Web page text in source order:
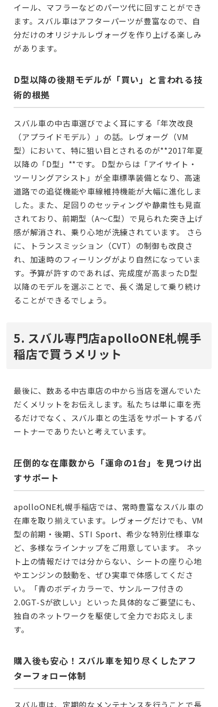
イール、マフラーなどのパーツ代に回すことができ
ます。スバル車はアフターパーツが豊富なので、自
分だけのオリジナルレヴォーグを作り上げる楽しみ
があります。
D型以降の後期モデルが「買い」と言われる技
術的根拠
スバル車の中古車選びでよく耳にする「年次改良
（アプライドモデル）」の話。レヴォーグ（VM
型）において、特に狙い目とされるのが**2017年夏
以降の「D型」**です。 D型からは「アイサイト・
ツーリングアシスト」が全車標準装備となり、高速
道路での追従機能や車線維持機能が大幅に進化しま
した。また、足回りのセッティングや静粛性も見直
されており、前期型（A〜C型）で見られた突き上げ
感が解消され、乗り心地が洗練されています。 さら
に、トランスミッション（CVT）の制御も改良さ
れ、加速時のフィーリングがより自然になっていま
す。予算が許すのであれば、完成度が高まったD型
以降のモデルを選ぶことで、長く満足して乗り続け
ることができるでしょう。
5. スバル専門店apolloONE札幌手
稲店で買うメリット
最後に、数ある中古車店の中から当店を選んでいた
だくメリットをお伝えします。私たちは単に車を売
るだけでなく、スバル車との生活をサポートするパ
ートナーでありたいと考えています。
圧倒的な在庫数から「運命の1台」を見つけ出
すサポート
apolloONE札幌手稲店では、常時豊富なスバル車の
在庫を取り揃えています。レヴォーグだけでも、VM
型の前期・後期、STI Sport、希少な特別仕様車な
ど、多様なラインナップをご用意しています。 ネッ
ト上の情報だけでは分からない、シートの座り心地
やエンジンの鼓動を、ぜひ実車で体感してくださ
い。「青のボディカラーで、サンルーフ付きの
2.0GT-Sが欲しい」といった具体的なご要望にも、
独自のネットワークを駆使して全力でお応えしま
す。
購入後も安心！スバル車を知り尽くしたアフ
ターフォロー体制
スバル車は、定期的なメンテナンスを行うことで長